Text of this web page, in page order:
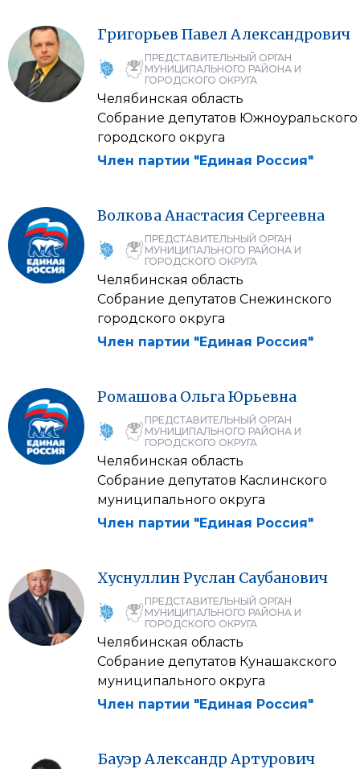
Григорьев ПавелАлександрович
ПРЕДСТАВИТЕЛЬНЫЙ ОРГАН
МУНИЦИПАЛЬНОГО РАЙОНА И
ГОРОДСКОГО ОКРУГА
Челябинская область
Собрание депутатов Южноуральского
городского округа
Член партии "Единая Россия"
ВолковаАнастасия Сергеевна
ПРЕДСТАВИТЕЛЬНЫЙ ОРГАН
МУНИЦИПАЛЬНОГО РАЙОНА И
ГОРОДСКОГО ОКРУГА
Челябинская область
Собрание депутатов Снежинского
городского округа
Член партии "Единая Россия"
Ромашова ОльгаЮрьевна
ПРЕДСТАВИТЕЛЬНЫЙ ОРГАН
МУНИЦИПАЛЬНОГО РАЙОНА И
ГОРОДСКОГО ОКРУГА
Челябинская область
Собрание депутатов Каслинского
муниципального округа
Член партии "Единая Россия"
ХуснуллинРуслан Саубанович
ПРЕДСТАВИТЕЛЬНЫЙ ОРГАН
МУНИЦИПАЛЬНОГО РАЙОНА И
ГОРОДСКОГО ОКРУГА
Челябинская область
Собрание депутатов Кунашакского
муниципального округа
Член партии "Единая Россия"
Бауэр Александр Артурович